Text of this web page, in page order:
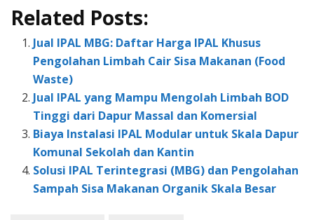
Related Posts:
Jual IPAL MBG: Daftar Harga IPAL Khusus
Pengolahan Limbah Cair Sisa Makanan (Food
Waste)
Jual IPAL yang Mampu Mengolah Limbah BOD
Tinggi dari Dapur Massal dan Komersial
Biaya Instalasi IPAL Modular untuk Skala Dapur
Komunal Sekolah dan Kantin
Solusi IPAL Terintegrasi (MBG) dan Pengolahan
Sampah Sisa Makanan Organik Skala Besar